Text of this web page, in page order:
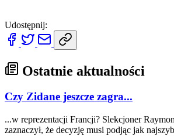
Udostępnij:
Ostatnie aktualności
Czy Zidane jeszcze zagra...
...w reprezentacji Francji? Slekcjoner
zaznaczył, że decyzję musi podjąc jak